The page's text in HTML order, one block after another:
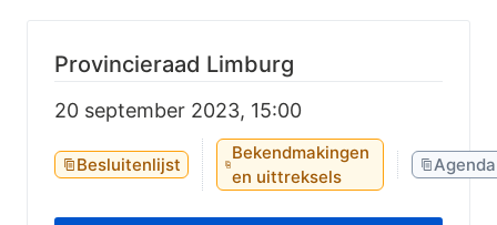
Provincieraad Limburg
20 september 2023, 15:00
Besluitenlijst
Bekendmakingen
en uittreksels
Agenda